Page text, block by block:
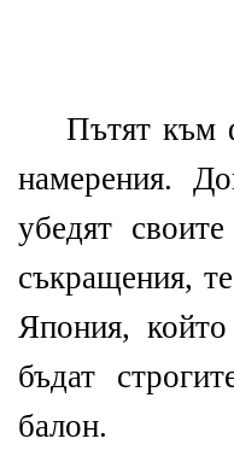
Пътят към
намерения.
убедят
съкращения,
Япония,
бъдат
балон.